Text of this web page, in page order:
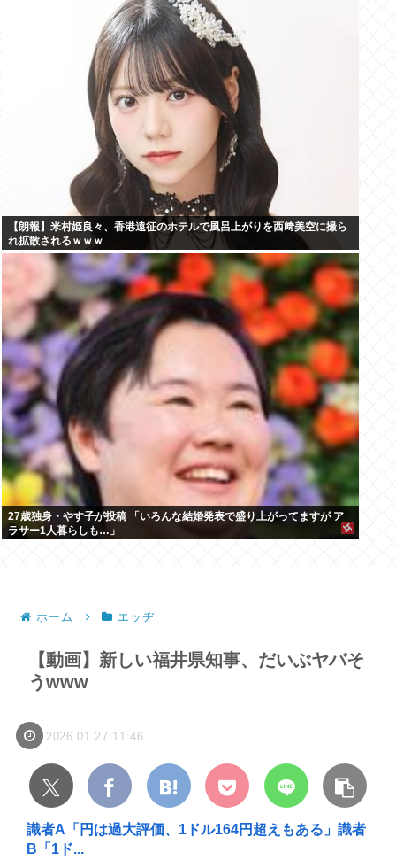
【朗報】米村姫良々、香港遠征のホテルで風呂上がりを西﨑美空に撮ら
れ拡散されるｗｗｗ
27歳独身・やす子が投稿 「いろんな結婚発表で盛り上がってますが ア
ラサー1人暮らしも…」
ホーム エッヂ
【動画】新しい福井県知事、だいぶヤバそ
うwww
2026.01.27 11:46
識者A「円は過大評価、1ドル164円超えもある」識者
B「1ド...